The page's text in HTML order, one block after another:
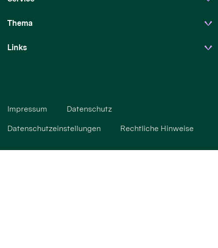
Thema
Links
Impressum Datenschutz
Datenschutzeinstellungen Rechtliche Hinweise